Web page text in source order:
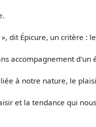
dit Épicure, un critère :
accompagnement
à notre nature, le
et la tendance qui